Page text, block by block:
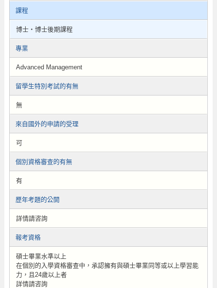
課程
博士・博士後期課程
專業
Advanced Management
留學生特別考試的有無
無
來自國外的申請的受理
可
個別資格審查的有無
有
歷年考題的公開
詳情請咨詢
報考資格
碩士畢業水準以上
在個別的入學資格審查中，承認擁有與碩士畢業同等或以上學習能
力，且24歲以上者
詳情請咨詢